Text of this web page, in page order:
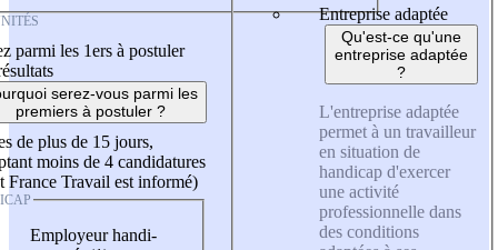
parmi les 1ers à postuler
serez-vous parmi les
premiers à postuler ?
de plus de 15 jours,
moins de 4 candidatures
France Travail est informé)
Employeur handi-
Entreprise adaptée
Qu'est-ce qu'une
entreprise adaptée
?
L'entreprise adaptée
permet à un travailleur
en situation de
handicap d'exercer
une activité
professionnelle dans
des conditions